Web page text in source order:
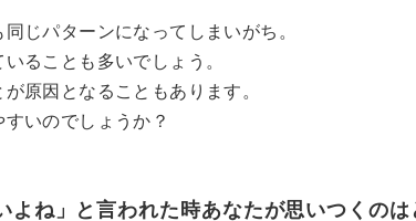
じパターンになってしまいがち。
ることも多いでしょう。
原因となることもあります。
いのでしょうか？
よね」と言われた時あなたが思いつくの